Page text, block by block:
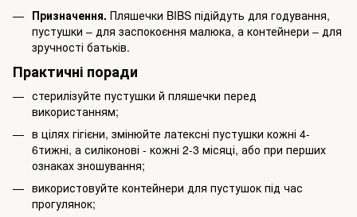
Призначення. Пляшечки BIBS підійдуть для годування,
пустушки – для заспокоєння малюка, а контейнери – для
зручності батьків.
Практичні поради
стерилізуйте пустушки й пляшечки перед
використанням;
в цілях гігієни, змінюйте латексні пустушки кожні 4-
6тижні, а силіконові - кожні 2-3 місяці, або при перших
ознаках зношування;
використовуйте контейнери для пустушок під час
прогулянок;